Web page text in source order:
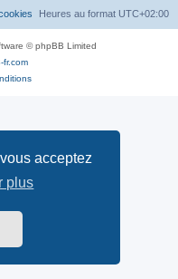
acceptez
plus
Heures au format UTC+02:00
© phpBB Limited
fr.com